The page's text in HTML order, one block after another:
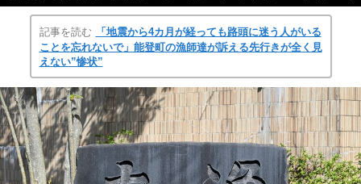
記事を読む
「地震から4カ月が経っても路頭に迷う人がいる
ことを忘れないで」能登町の漁師達が訴える先行きが全く見
えない”惨状”